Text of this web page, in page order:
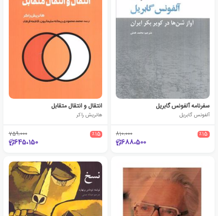
سفرنامه آلفونس گابریل
آلفونس گابریل
٪15 810،000
688،500
انتقال و انتقال متقابل
هانریش راکر
٪15 759،000
645،150